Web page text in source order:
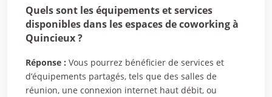
Quels sont les équipements et services
disponibles dans les espaces de coworking à
Quincieux ?
Réponse : Vous pourrez bénéficier de services et
d’équipements partagés, tels que des salles de
réunion, une connexion internet haut débit, ou